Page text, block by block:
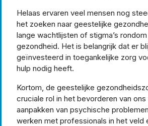
Helaas ervaren veel mensen nog
het zoeken naar geestelijke
lange wachtlijsten of stigma’s
gezondheid. Het is belangrijk dat er
geïnvesteerd in toegankelijke zorg
hulp nodig heeft.
Kortom, de geestelijke
cruciale rol in het bevorderen van
aanpakken van psychische
werken met professionals in het veld